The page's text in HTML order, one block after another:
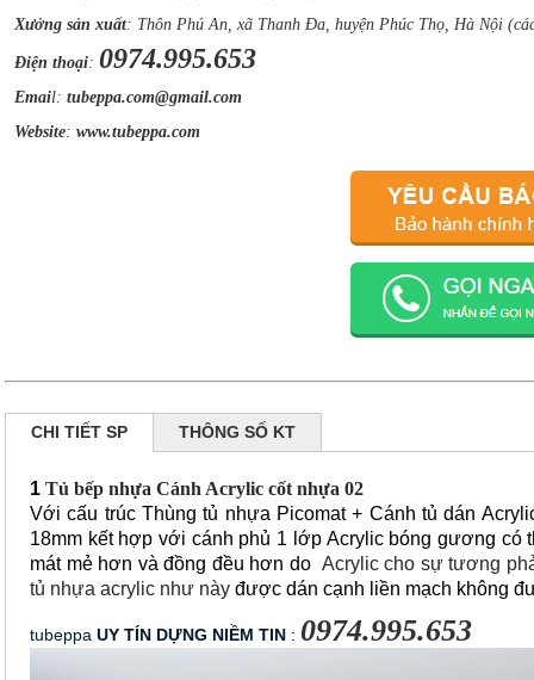
Xưởng sản xuất: Thôn Phú An, xã Thanh Đa, huyện Phúc Thọ, Hà Nội
Điện thoại: 0974.995.653
Email: tubeppa.com@gmail.com
Website: www.tubeppa.com
CHI TIẾT SP THÔNG SỐ KT
1 Tủ bếp nhựa Cánh Acrylic cốt nhựa 02
Với cấu trúc Thùng tủ nhựa Picomat + Cánh tủ dán
18mm kết hợp với cánh phủ 1 lớp Acrylic bóng gương có
mát mẻ hơn và đồng đều hơn do Acrylic cho sự tương
tủ nhựa acrylic như này được dán cạnh liền mạch không
tubeppa UY TÍN DỰNG NIỀM TIN : 0974.995.653